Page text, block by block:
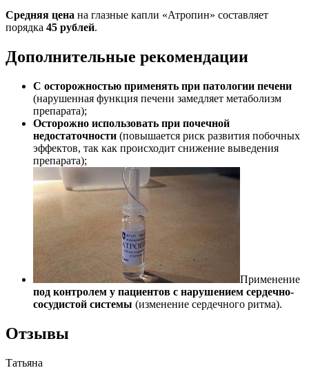
Средняя цена на глазные капли «Атропин» составляет
порядка 45 рублей.
Дополнительные рекомендации
С осторожностью применять при патологии печени
(нарушенная функция печени замедляет метаболизм
препарата);
Осторожно использовать при почечной
недостаточности (повышается риск развития побочных
эффектов, так как происходит снижение выведения
препарата);
Применение
под контролем у пациентов с нарушением сердечно-
сосудистой системы (изменение сердечного ритма).
Отзывы
Татьяна